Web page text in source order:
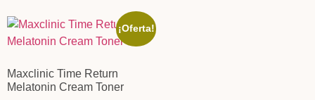
¡Oferta!
Maxclinic Time Return
Melatonin Cream Toner